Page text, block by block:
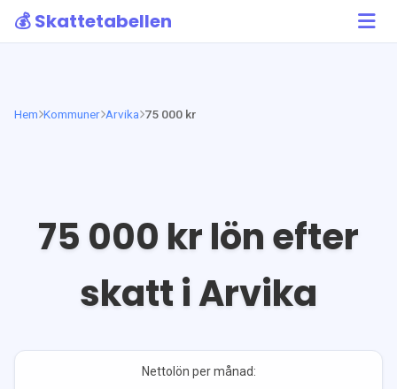
💰 Skattetabellen
Hem Kommuner Arvika 75 000 kr
75 000 kr lön efter
skatt iArvika
Nettolön per månad: